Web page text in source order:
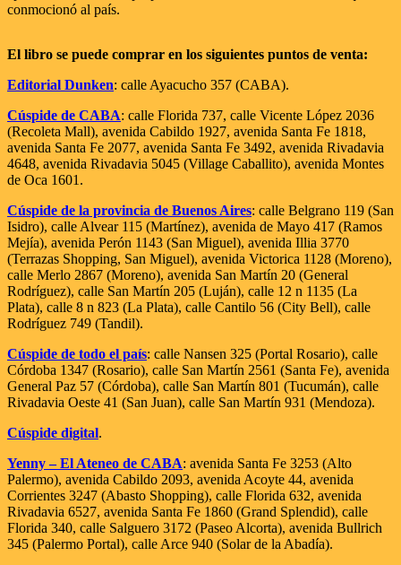
conmocionó al país.
El libro se puede comprar en los siguientes puntos de venta:
Editorial Dunken: calle Ayacucho 357 (CABA).
Cúspide de CABA: calle Florida 737, calle Vicente López 2036
(Recoleta Mall), avenida Cabildo 1927, avenida Santa Fe 1818,
avenida Santa Fe 2077, avenida Santa Fe 3492, avenida Rivadavia
4648, avenida Rivadavia 5045 (Village Caballito), avenida Montes
de Oca 1601.
Cúspide de la provincia de Buenos Aires: calle Belgrano 119 (San
Isidro), calle Alvear 115 (Martínez), avenida de Mayo 417 (Ramos
Mejía), avenida Perón 1143 (San Miguel), avenida Illia 3770
(Terrazas Shopping, San Miguel), avenida Victorica 1128 (Moreno),
calle Merlo 2867 (Moreno), avenida San Martín 20 (General
Rodríguez), calle San Martín 205 (Luján), calle 12 n 1135 (La
Plata), calle 8 n 823 (La Plata), calle Cantilo 56 (City Bell), calle
Rodríguez 749 (Tandil).
Cúspide de todo el país: calle Nansen 325 (Portal Rosario), calle
Córdoba 1347 (Rosario), calle San Martín 2561 (Santa Fe), avenida
General Paz 57 (Córdoba), calle San Martín 801 (Tucumán), calle
Rivadavia Oeste 41 (San Juan), calle San Martín 931 (Mendoza).
Cúspide digital.
Yenny – El Ateneo de CABA: avenida Santa Fe 3253 (Alto
Palermo), avenida Cabildo 2093, avenida Acoyte 44, avenida
Corrientes 3247 (Abasto Shopping), calle Florida 632, avenida
Rivadavia 6527, avenida Santa Fe 1860 (Grand Splendid), calle
Florida 340, calle Salguero 3172 (Paseo Alcorta), avenida Bullrich
345 (Palermo Portal), calle Arce 940 (Solar de la Abadía).